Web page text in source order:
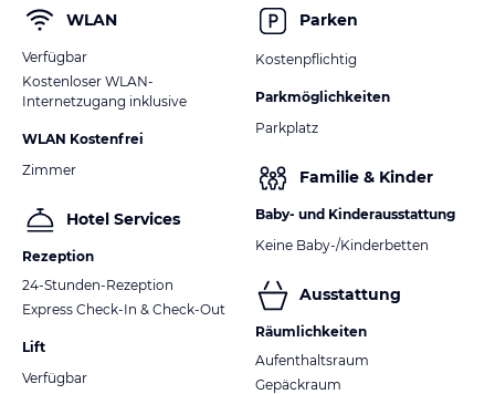
WLAN
Verfügbar
Kostenloser WLAN-
Internetzugang inklusive
WLAN Kostenfrei
Zimmer
Hotel Services
Rezeption
24-Stunden-Rezeption
Express Check-In & Check-Out
Lift
Verfügbar
Parken
Kostenpflichtig
Parkmöglichkeiten
Parkplatz
Familie & Kinder
Baby- und Kinderausstattung
Keine Baby-/Kinderbetten
Ausstattung
Räumlichkeiten
Aufenthaltsraum
Gepäckraum